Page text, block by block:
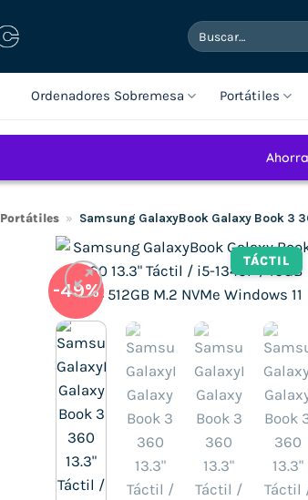
Buscar
por:
Ordenadores Sobremesa Portátiles
Portátiles » Samsung GalaxyBook Galaxy Book 3
TÁCTIL
-49%